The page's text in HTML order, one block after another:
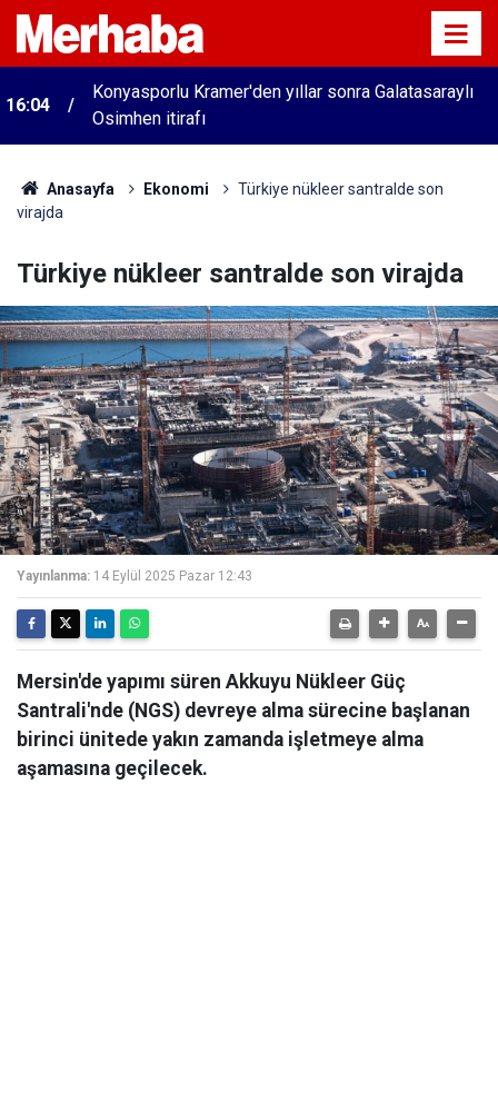
16:04
Konyasporlu Kramer'den yıllar sonra Galatasaraylı
Osimhen itirafı
Anasayfa Ekonomi
Türkiye nükleer santralde son
virajda
Türkiye nükleer santralde son virajda
Yayınlanma: 14 Eylül 2025 Pazar 12:43
Mersin'de yapımı süren Akkuyu Nükleer Güç
Santrali'nde (NGS) devreye alma sürecine başlanan
birinci ünitede yakın zamanda işletmeye alma
aşamasına geçilecek.